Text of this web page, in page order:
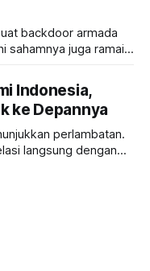
backdoor armada
sahamnya juga ramai
Indonesia,
ke Depannya
perlambatan.
langsung dengan